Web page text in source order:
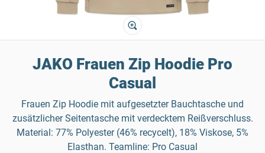
JAKO Frauen Zip Hoodie Pro
Casual
Frauen Zip Hoodie mit aufgesetzter Bauchtasche und
zusätzlicher Seitentasche mit verdecktem Reißverschluss.
Material: 77% Polyester (46% recycelt), 18% Viskose, 5%
Elasthan. Teamline: Pro Casual